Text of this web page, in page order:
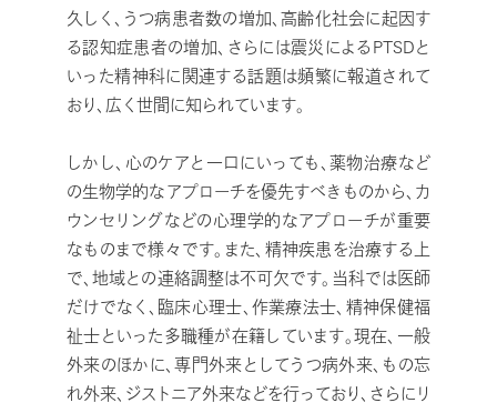
久しく、うつ病患者数の増加、高齢化社会に起因す
る認知症患者の増加、さらには震災によるPTSDと
いった精神科に関連する話題は頻繁に報道されて
おり、広く世間に知られています。
しかし、心のケアと一口にいっても、薬物治療など
の生物学的なアプローチを優先すべきものから、カ
ウンセリングなどの心理学的なアプローチが重要
なものまで様々です。また、精神疾患を治療する上
で、地域との連絡調整は不可欠です。当科では医師
だけでなく、臨床心理士、作業療法士、精神保健福
祉士といった多職種が在籍しています。現在、一般
外来のほかに、専門外来としてうつ病外来、もの忘
れ外来、ジストニア外来などを行っており、さらにリ